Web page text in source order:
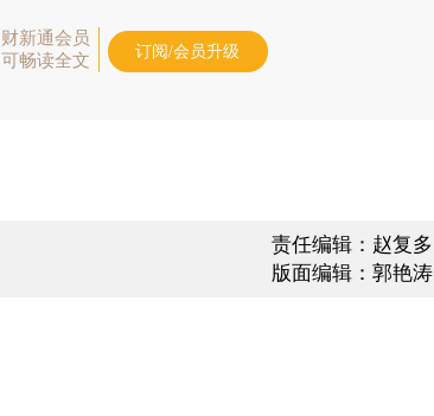
财新通会员
可畅读全文
订阅/会员升级
责任编辑：赵复多
版面编辑：郭艳涛